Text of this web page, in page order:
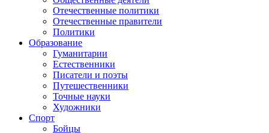
Отечественные политики
Отечественные правители
Политики
Образование
Гуманитарии
Естественники
Писатели и поэты
Путешественники
Точные науки
Художники
Спорт
Бойцы